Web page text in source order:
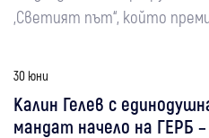
„Светият път“, който
30 юни
Калин Гелев с
мандат начело на ГЕРБ